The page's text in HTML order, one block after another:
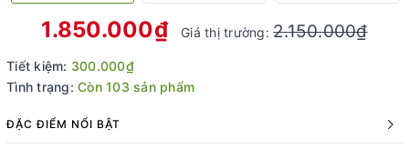
1.850.000₫ Giá thị trường:2.150.000₫
Tiết kiệm: 300.000₫
Tình trạng: Còn 103 sản phẩm
ĐẶC ĐIỂM NỔI BẬT